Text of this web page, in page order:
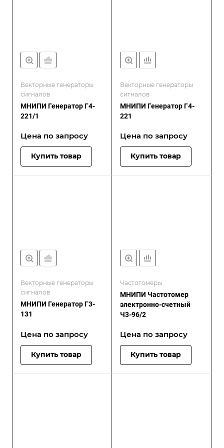
Векторные генераторы
сигналов
МНИПИ Генератор Г4-
221/1
Цена по запросу
Купить товар
Векторные генераторы
сигналов
МНИПИ Генератор Г4-
221
Цена по запросу
Купить товар
Векторные генераторы
сигналов
МНИПИ Генератор Г3-
131
Цена по запросу
Купить товар
Частотомеры
МНИПИ Частотомер
электронно-счетный
Ч3-96/2
Цена по запросу
Купить товар